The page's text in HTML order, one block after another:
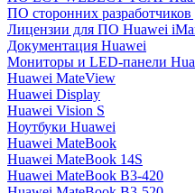
ПО сторонних
Лицензии для ПО Huawei
Документация Huawei
Мониторы и LED-панели
Huawei MateView
Huawei Display
Huawei Vision S
Ноутбуки Huawei
Huawei MateBook
Huawei MateBook 14S
Huawei MateBook B3-420